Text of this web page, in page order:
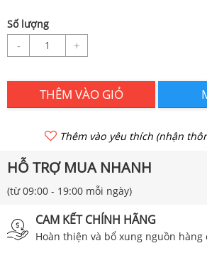
Số lượng
- +
THÊM VÀO GIỎ
Thêm vào yêu thích (nhận
HỖ TRỢ MUA NHANH
(từ 09:00 - 19:00 mỗi ngày)
CAM KẾT CHÍNH HÃNG
Hoàn thiện và bổ xung nguồn